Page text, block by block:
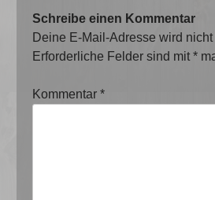
Schreibe einen Kommentar
Deine E-Mail-Adresse wird
Erforderliche Felder sind mit*
Kommentar*